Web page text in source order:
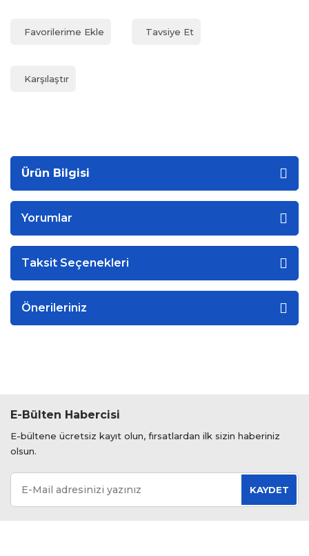
Tavsiye Et
Karşılaştır
Ürün Bilgisi
Yorumlar
Taksit Seçenekleri
Önerileriniz
E-Bülten Habercisi
E-bültene ücretsiz kayıt olun, fırsatlardan ilk sizin haberiniz
olsun.
KAYDET